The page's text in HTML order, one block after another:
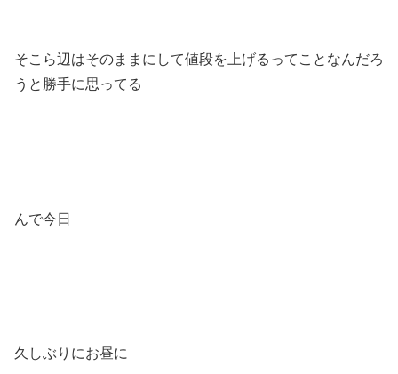
そこら辺はそのままにして値段を上げるってことなんだろ
うと勝手に思ってる
んで今日
久しぶりにお昼に